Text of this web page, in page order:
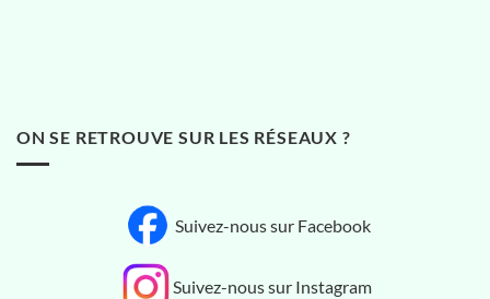
ON SE RETROUVE SUR LES RÉSEAUX ?
Suivez-nous sur Facebook
Suivez-nous sur Instagram